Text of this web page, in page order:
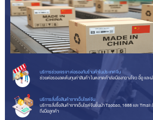
บริการช่วยเจรจา ต่อรองกับร้านค้าในประเทศจีน
ช่วยต่อรองลดต้นทุนค่าสินค้า ในตลาดค้าส่งเมืองกวางโจว อี้อู แล
บริการสั่งซื้อสินค้าจากเว็บไซต์จีน
บริการสั่งซื้อสินค้าจากเว็บไซต์จีนชั้นนำ Taobao, 1688 และ Tmall
ถึงมือลูกค้า